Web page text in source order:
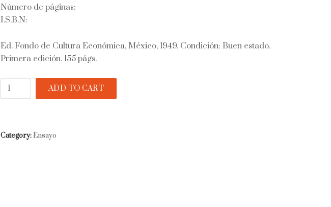
Número de páginas:
I.S.B.N:
Ed. Fondo de Cultura Económica, México, 1949. Condición: Buen estado.
Primera edición. 155 págs.
Panorama
cultura
cubana
quantity
ADD TO CART
Category:Ensayo